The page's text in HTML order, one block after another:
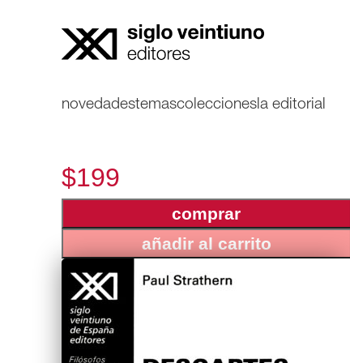
novedadestemascolecciones la editorial
$199
añadir al carrito
comprar